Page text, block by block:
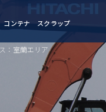
ンテナ スクラップ
：室蘭エリア